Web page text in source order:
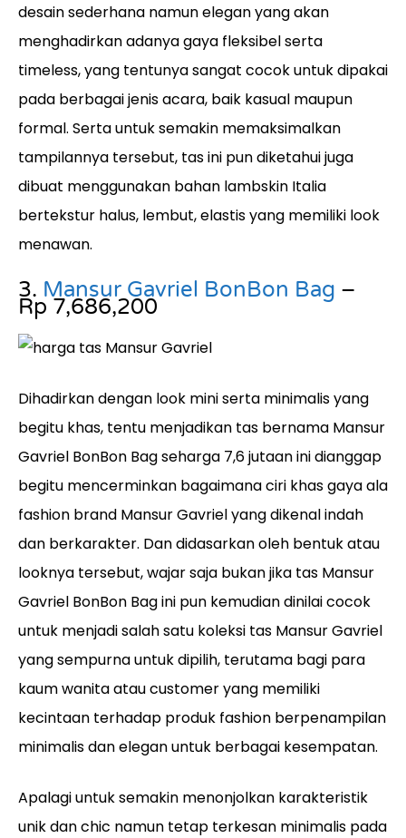
desain sederhana namun elegan yang akan
menghadirkan adanya gaya fleksibel serta
timeless, yang tentunya sangat cocok untuk dipakai
pada berbagai jenis acara, baik kasual maupun
formal. Serta untuk semakin memaksimalkan
tampilannya tersebut, tas ini pun diketahui juga
dibuat menggunakan bahan lambskin Italia
bertekstur halus, lembut, elastis yang memiliki look
menawan.
3. Mansur Gavriel BonBon Bag –
Rp 7,686,200
Dihadirkan dengan look mini serta minimalis yang
begitu khas, tentu menjadikan tas bernama Mansur
Gavriel BonBon Bag seharga 7,6 jutaan ini dianggap
begitu mencerminkan bagaimana ciri khas gaya ala
fashion brand Mansur Gavriel yang dikenal indah
dan berkarakter. Dan didasarkan oleh bentuk atau
looknya tersebut, wajar saja bukan jika tas Mansur
Gavriel BonBon Bag ini pun kemudian dinilai cocok
untuk menjadi salah satu koleksi tas Mansur Gavriel
yang sempurna untuk dipilih, terutama bagi para
kaum wanita atau customer yang memiliki
kecintaan terhadap produk fashion berpenampilan
minimalis dan elegan untuk berbagai kesempatan.
Apalagi untuk semakin menonjolkan karakteristik
unik dan chic namun tetap terkesan minimalis pada